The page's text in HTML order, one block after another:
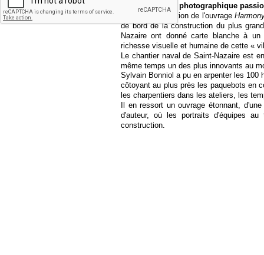
Une immersion photographique
Après la publication de l'ouvrage
de bord de la construction du plus
Nazaire ont donné carte blanche à
richesse visuelle et humaine de cette «
Le chantier naval de Saint-Nazaire est
même temps un des plus innovants au
Sylvain Bonniol a pu en arpenter les 100
côtoyant au plus près les paquebots en
les charpentiers dans les ateliers, les
Il en ressort un ouvrage étonnant,
d'auteur, où les portraits d'équipes
construction.